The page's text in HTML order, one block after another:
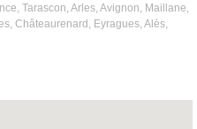
Tarascon, Arles, Avignon, Maillane,
Châteaurenard, Eyragues, Alès,